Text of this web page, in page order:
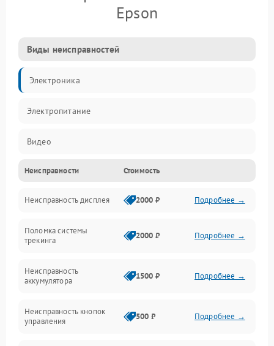
Epson
Виды неисправностей
Электроника
Электропитание
Видео
ПО
Сенсоры
Механические повреждения
Неисправности Стоимость
Неисправность дисплея 2000 ₽ Подробнее →
Поломка системы
трекинга
2000 ₽ Подробнее →
Неисправность
аккумулятора
1500 ₽ Подробнее →
Неисправность кнопок
управления
500 ₽ Подробнее →